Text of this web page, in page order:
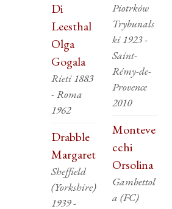
Di
Leesthal
Olga
Gogala
Rieti 1883
- Roma
1962
Drabble
Margaret
Sheffield
(Yorkshire)
1939 -
Piotrków
Trybunals
ki 1923 -
Saint-
Rémy-de-
Provence
2010
Monteve
cchi
Orsolina
Gambettol
a (FC)